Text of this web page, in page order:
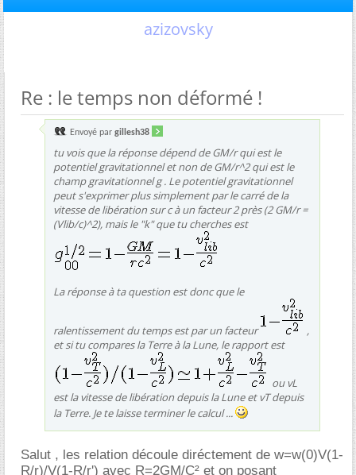
azizovsky
Re : le temps non déformé !
Envoyé par gillesh38
tu vois que la réponse dépend de GM/r qui est le
potentiel gravitationnel et non de GM/r^2 qui est le
champ gravitationnel g . Le potentiel gravitationnel
peut s'exprimer plus simplement par le carré de la
vitesse de libération sur c à un facteur 2 près (2 GM/r =
(Vlib/c)^2), mais le "k" que tu cherches est
La réponse à ta question est donc que le
ralentissement du temps est par un facteur
,
et si tu compares la Terre à la Lune, le rapport est
ou vL
est la vitesse de libération depuis la Lune et vT depuis
la Terre. Je te laisse terminer le calcul ...
Salut , les relation découle diréctement de w=w(0)V(1-
R/r)/V(1-R/r') avec R=2GM/C² et on posant